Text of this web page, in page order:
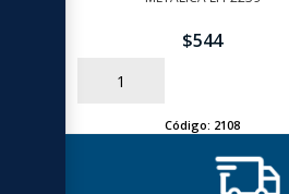
$544
AÑADIR
Código: 2108